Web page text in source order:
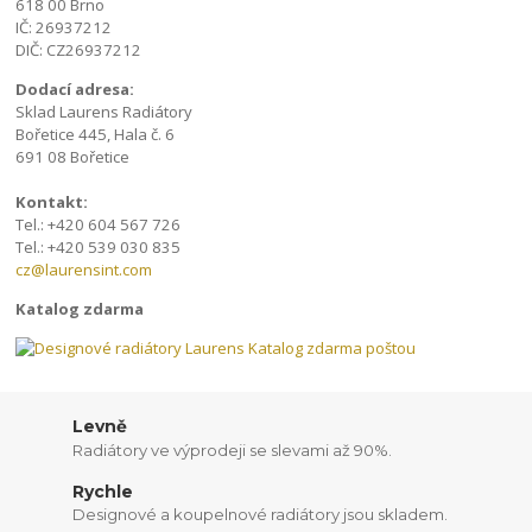
618 00 Brno
IČ: 26937212
DIČ: CZ26937212
Dodací adresa:
Sklad Laurens Radiátory
Bořetice 445, Hala č. 6
691 08 Bořetice
Kontakt:
Tel.: +420 604 567 726
Tel.: +420 539 030 835
cz@laurensint.com
Katalog zdarma
Levně
Radiátory ve výprodeji se slevami až 90%.
Rychle
Designové a koupelnové radiátory jsou skladem.